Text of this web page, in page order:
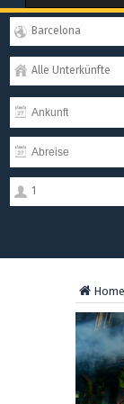
Barcelona
Alle Unterkünfte
1
Home